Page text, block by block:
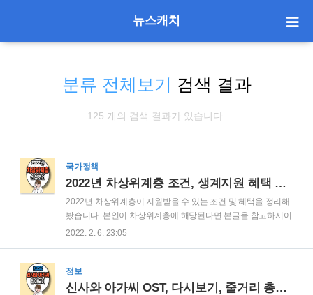
뉴스캐치
분류 전체보기 검색 결과
125 개의 검색 결과가 있습니다.
국가정책
2022년 차상위계층 조건, 생계지원 혜택 알아보기
2022년 차상위계층이 지원받을 수 있는 조건 및 혜택을 정리해
봤습니다. 본인이 차상위계층에 해당된다면 본글을 참고하시어
정부 혜택을 받았으면 좋겠습니다. 더불어, 2022년 기초생활수
준 2022년 차상위 계층은 가구의 소득인정액이 기준 중위소득
50% 이하인 사람이 선정 대상입니다. 2022년 기준 중위소득기
2022. 2. 6. 23:05
정보
신사와 아가씨 OST, 다시보기, 줄거리 총정리